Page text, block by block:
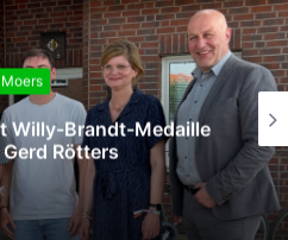
Brandt-Medaille
Rötters